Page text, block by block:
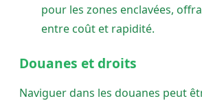
pour les zones enclavées,
entre coût et rapidité.
Douanes et droits
Naviguer dans les douanes peut